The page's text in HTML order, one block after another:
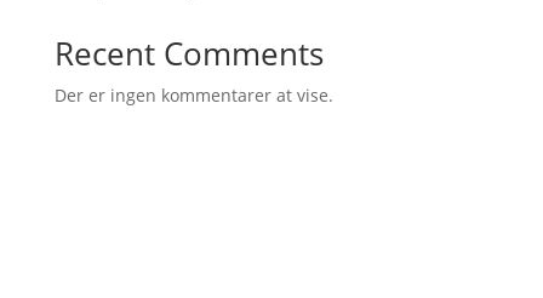
Recent Comments
Der er ingen kommentarer at vise.